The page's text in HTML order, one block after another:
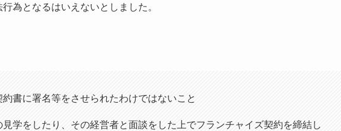
為となるはいえないとしました。
約書に署名等をさせられたわけではないこと
見学をしたり、その経営者と面談をした上でフランチャイズ契約を締結し